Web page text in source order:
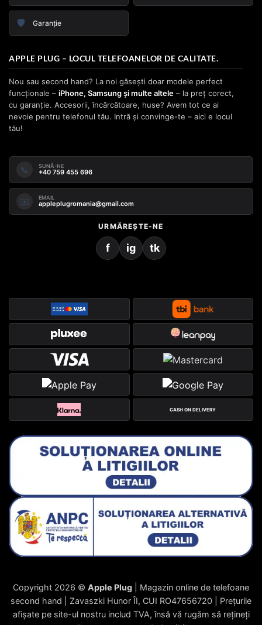
🛡️ Garanție
APPLE PLUG – LOCUL TELEFOANELOR DE CALITATE.
Nou sau second hand? La noi găsești doar modele perfect
funcționale – iPhone, Samsung și multe altele – la preț corect,
cu garanție. Accesorii, încărcătoare, huse? Avem tot ce ai
nevoie pentru telefonul tău. Intră și convinge-te – aici e locul
tău!
📞 SUNĂ-NE
+40 759 455 696
✉️ EMAIL
appleplugromania@gmail.com
URMĂREȘTE-NE
f ig tk
CASH ON DELIVERY
Copyright 2026 © Apple Plug | Magazin online de telefoane
second hand | Zavaszki Hunor ÎI, CUI RO47656720 | Prețurile
afișate pe site-ul nostru includ TVA, însă vă rugăm să rețineți